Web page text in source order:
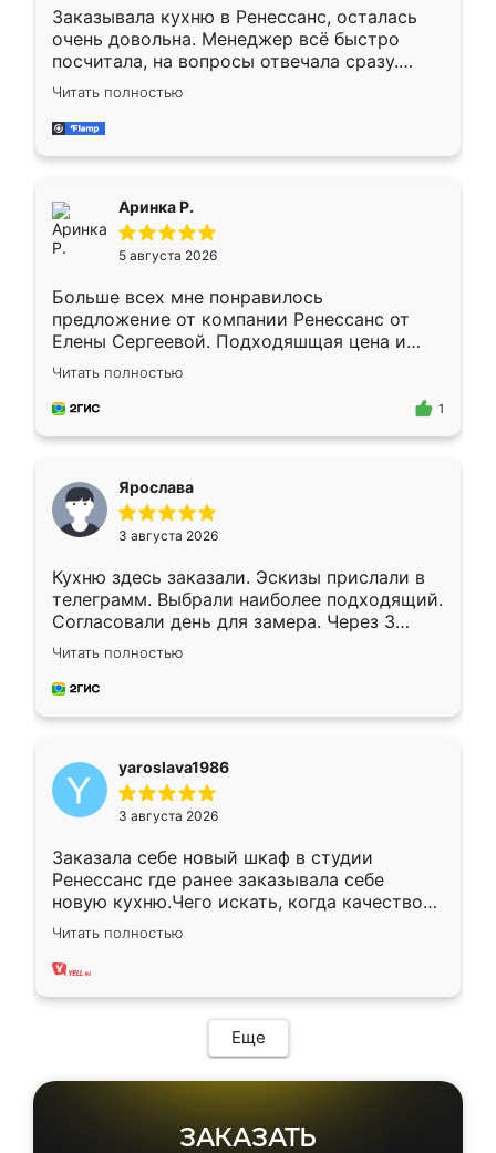
Заказывала кухню в Ренессанс, осталась
очень довольна. Менеджер всё быстро
посчитала, на вопросы отвечала сразу.
Замерщик приехал в субботу, подошёл к
делу со всей ответственностью. Собрали
за день, ребята работали аккуратно, даже
Читать полностью
Аринка Р.
5 августа 2026
Больше всех мне понравилось
предложение от компании Ренессанс от
Елены Сергеевой. Подходяшщая цена и
короткие сроки изготовления. Приехавший
для замера сотрудник Владислав
предложил по моему эскизу самый
Читать полностью
1
Ярослава
3 августа 2026
Кухню здесь заказали. Эскизы прислали в
телеграмм. Выбрали наиболее подходящий.
Согласовали день для замера. Через 3
недели кухня была уже готова. Остались
довольны работой. Спасибо Ренессанс
мебель за качественную работу!
Читать полностью
yaroslava1986
3 августа 2026
Заказала себе новый шкаф в студии
Ренессанс где ранее заказывала себе
новую кухню.Чего искать, когда качеством
вполне довольна. Служит кухня уже почти
два года, нареканий нет.
Читать полностью
Еще
ЗАКАЗАТЬ